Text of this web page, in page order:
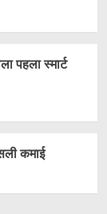
पहला स्मार्ट
कमाई